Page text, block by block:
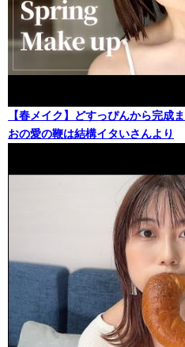
【春メイク】どすっぴんから完成
おの愛の鞭は結構イタいさんより